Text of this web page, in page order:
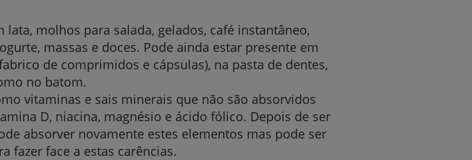
molhos para salada, gelados, café instantâneo,
massas e doces. Pode ainda estar presente em
de comprimidos e cápsulas), na pasta de dentes,
no batom.
vitaminas e sais minerais que não são absorvidos
D, niacina, magnésio e ácido fólico. Depois de ser
absorver novamente estes elementos mas pode ser
fazer face a estas carências.